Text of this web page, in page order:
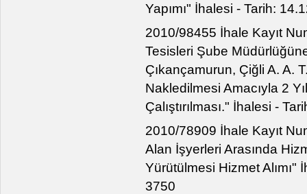
Yapımı" İhalesi - Tarih:
2010/98455 İhale Kayıt
Tesisleri Şube
Çıkançamurun, Çiğli A. A.
Nakledilmesi Amacıyla 2
Çalıştırılması." İhalesi -
2010/78909 İhale Kayıt
Alan İşyerleri Arasında
Yürütülmesi Hizmet
3750